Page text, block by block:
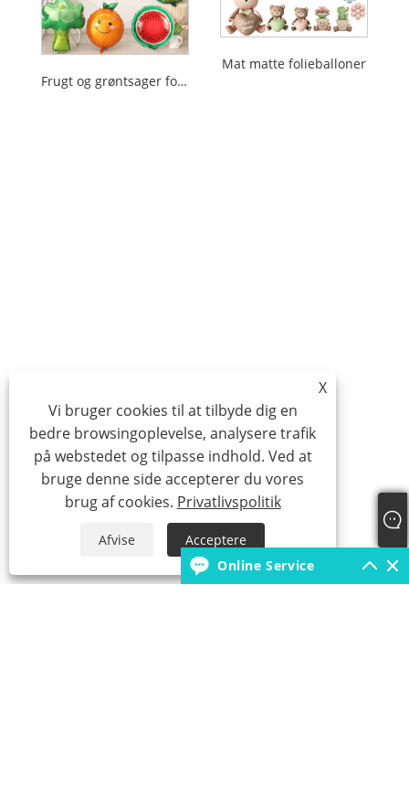
Frugt og grøntsager folie balloner
Mat matte folieballoner
X
Vi bruger cookies til at tilbyde dig en
bedre browsingoplevelse, analysere trafik
på webstedet og tilpasse indhold. Ved at
bruge denne side accepterer du vores
brug af cookies. Privatlivspolitik
Afvise
Acceptere
Online Service